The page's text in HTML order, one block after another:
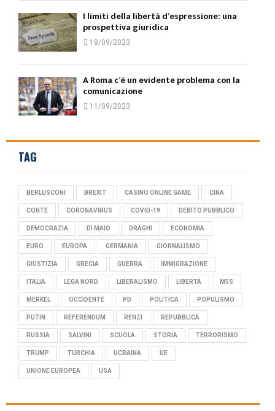
I limiti della libertà d’espressione: una
prospettiva giuridica
18/09/2023
A Roma c’è un evidente problema con la
comunicazione
11/09/2023
TAG
BERLUSCONI BREXIT CASINO ONLINE GAME CINA
CONTE CORONAVIRUS COVID-19 DEBITO PUBBLICO
DEMOCRAZIA DI MAIO DRAGHI ECONOMIA
EURO EUROPA GERMANIA GIORNALISMO
GIUSTIZIA GRECIA GUERRA IMMIGRAZIONE
ITALIA LEGA NORD LIBERALISMO LIBERTÀ M5S
MERKEL OCCIDENTE PD POLITICA POPULISMO
PUTIN REFERENDUM RENZI REPUBBLICA
RUSSIA SALVINI SCUOLA STORIA TERRORISMO
TRUMP TURCHIA UCRAINA UE
UNIONE EUROPEA USA